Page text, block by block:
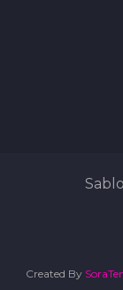
Created By